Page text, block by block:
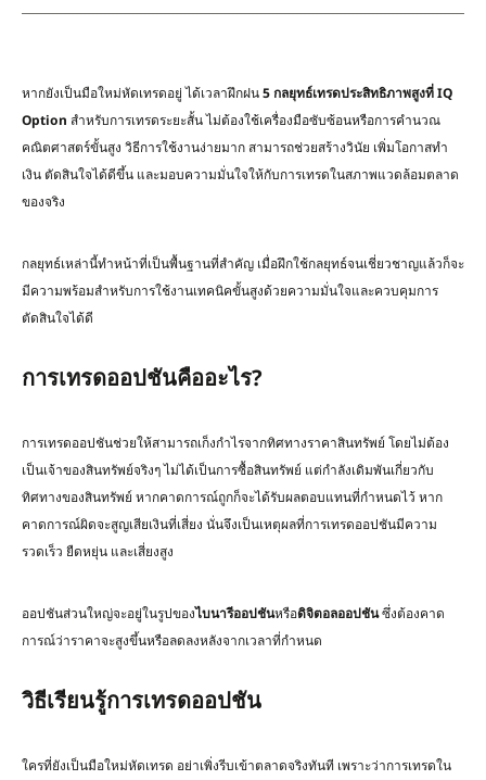
หากยังเป็นมือใหม่หัดเทรดอยู่ ได้เวลาฝึกฝน5กลยุทธ์เทรดประสิทธิภาพสูงที่IQ
Option สำหรับการเทรดระยะสั้น ไม่ต้องใช้เครื่องมือซับซ้อนหรือการคำนวณ
คณิตศาสตร์ขั้นสูง วิธีการใช้งานง่ายมาก สามารถช่วยสร้างวินัย เพิ่มโอกาสทำ
เงิน ตัดสินใจได้ดีขึ้น และมอบความมั่นใจให้กับการเทรดในสภาพแวดล้อมตลาด
ของจริง
กลยุทธ์เหล่านี้ทำหน้าที่เป็นพื้นฐานที่สำคัญ เมื่อฝึกใช้กลยุทธ์จนเชี่ยวชาญแล้วก็จะ
มีความพร้อมสำหรับการใช้งานเทคนิคขั้นสูงด้วยความมั่นใจและควบคุมการ
ตัดสินใจได้ดี
การเทรดออปชันคืออะไร?
การเทรดออปชันช่วยให้สามารถเก็งกำไรจากทิศทางราคาสินทรัพย์ โดยไม่ต้อง
เป็นเจ้าของสินทรัพย์จริงๆ ไม่ได้เป็นการซื้อสินทรัพย์ แต่กำลังเดิมพันเกี่ยวกับ
ทิศทางของสินทรัพย์ หากคาดการณ์ถูกก็จะได้รับผลตอบแทนที่กำหนดไว้ หาก
คาดการณ์ผิดจะสูญเสียเงินที่เสี่ยง นั่นจึงเป็นเหตุผลที่การเทรดออปชันมีความ
รวดเร็ว ยืดหยุ่น และเสี่ยงสูง
ออปชันส่วนใหญ่จะอยู่ในรูปของไบนารีออปชันหรือดิจิตอลออปชันซึ่งต้องคาด
การณ์ว่าราคาจะสูงขึ้นหรือลดลงหลังจากเวลาที่กำหนด
วิธีเรียนรู้การเทรดออปชัน
ใครที่ยังเป็นมือใหม่หัดเทรด อย่าเพิ่งรีบเข้าตลาดจริงทันที เพราะว่าการเทรดใน